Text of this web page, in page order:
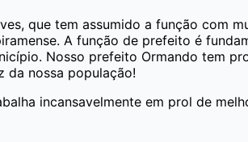
que tem assumido a função com
A função de prefeito é
Nosso prefeito Ormando tem
da nossa população!
incansavelmente em prol de